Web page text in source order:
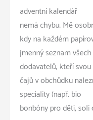
adventní kalendář
nemá chybu. Mě
kdy na každém
jmenný seznam všech
dodavatelů, kteří
čajů v obchůdku
speciality (např. bio
bonbóny pro děti, soli